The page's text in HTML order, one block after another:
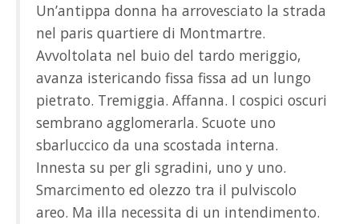
Un’antippa donna ha arrovesciato la strada
nel paris quartiere di Montmartre.
Avvoltolata nel buio del tardo meriggio,
avanza istericando fissa fissa ad un lungo
pietrato. Tremiggia. Affanna. I cospici oscuri
sembrano agglomerarla. Scuote uno
sbarluccico da una scostada interna.
Innesta su per gli sgradini, uno y uno.
Smarcimento ed olezzo tra il pulviscolo
areo. Ma illa necessita di un intendimento.